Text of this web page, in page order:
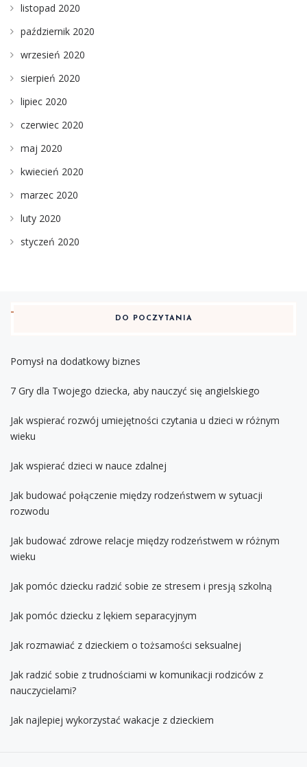
listopad 2020
październik 2020
wrzesień 2020
sierpień 2020
lipiec 2020
czerwiec 2020
maj 2020
kwiecień 2020
marzec 2020
luty 2020
styczeń 2020
DO POCZYTANIA
Pomysł na dodatkowy biznes
7 Gry dla Twojego dziecka, aby nauczyć się angielskiego
Jak wspierać rozwój umiejętności czytania u dzieci w różnym
wieku
Jak wspierać dzieci w nauce zdalnej
Jak budować połączenie między rodzeństwem w sytuacji
rozwodu
Jak budować zdrowe relacje między rodzeństwem w różnym
wieku
Jak pomóc dziecku radzić sobie ze stresem i presją szkolną
Jak pomóc dziecku z lękiem separacyjnym
Jak rozmawiać z dzieckiem o tożsamości seksualnej
Jak radzić sobie z trudnościami w komunikacji rodziców z
nauczycielami?
Jak najlepiej wykorzystać wakacje z dzieckiem